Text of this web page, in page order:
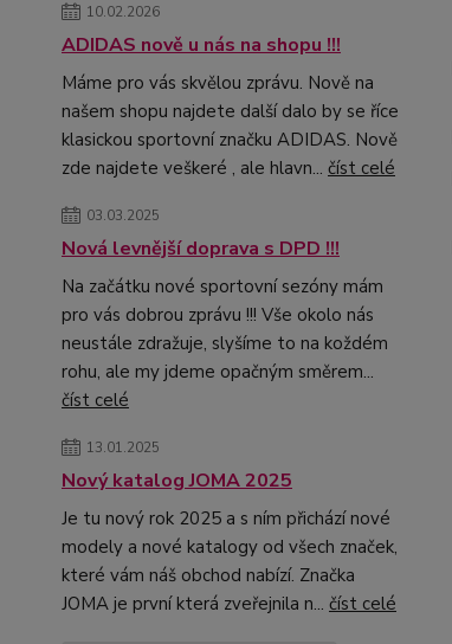
10.02.2026
ADIDAS nově u nás na shopu !!!
Máme pro vás skvělou zprávu. Nově na
našem shopu najdete další dalo by se říce
klasickou sportovní značku ADIDAS. Nově
zde najdete veškeré , ale hlavn... číst celé
03.03.2025
Nová levnější doprava s DPD !!!
Na začátku nové sportovní sezóny mám
pro vás dobrou zprávu !!! Vše okolo nás
neustále zdražuje, slyšíme to na koždém
rohu, ale my jdeme opačným směrem...
číst celé
13.01.2025
Nový katalog JOMA 2025
Je tu nový rok 2025 a s ním přichází nové
modely a nové katalogy od všech značek,
které vám náš obchod nabízí. Značka
JOMA je první která zveřejnila n... číst celé